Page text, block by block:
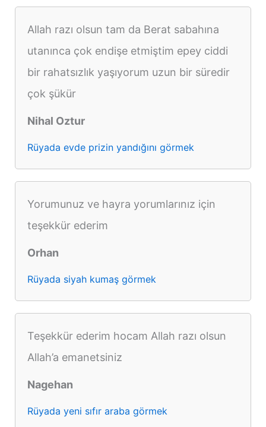
Allah razı olsun tam da Berat sabahına
utanınca çok endişe etmiştim epey ciddi
bir rahatsızlık yaşıyorum uzun bir süredir
çok şükür
Nihal Oztur
Rüyada evde prizin yandığını görmek
Yorumunuz ve hayra yorumlarınız için
teşekkür ederim
Orhan
Rüyada siyah kumaş görmek
Teşekkür ederim hocam Allah razı olsun
Allah’a emanetsiniz
Nagehan
Rüyada yeni sıfır araba görmek